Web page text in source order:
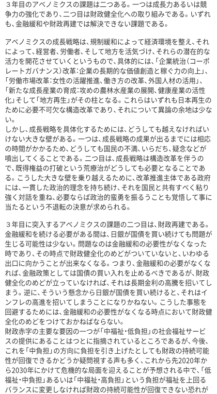
３年目のアベノミクスの課題は二つある。一つは成長力あるいは競
争力の強化であり、二つ目は財政健全化への取り組みである。いずれ
も、金融緩和や財政再建では解決できない課題である。
アベノミクスの成長戦略は、規制緩和によって経済環境を整え、それ
によって、経営者、労働者、そして地方を活気づけ、それらの潜在的な
活力を開花させていくというもので、具体的には、「企業統治（コーポ
レートガバナンス）改革：企業の長期的な価値創造と稼ぐ力の向上」、
「労働市場改革：女性の活躍推進、働き方の改革、外国人材の活用」、
「新たな成長産業の育成：攻めの農林水産業の展開、健康産業の活性
化」そして「地方再生」がその柱となる。これらはいずれも日本再生の
ために必要不可欠な構造改革であり、それについて異論の余地は少な
い。
しかし、成長戦略を具体化するためには、どうしても越えなければい
けない大きな壁がある。一つは、成長戦略の成果が出るまでには相応
の時間がかかるため、どうしても国民の不満、いらだち、疑念などが
噴出してくることである。二つ目は、成長戦略は構造改革を伴うの
で、既得権益の打破という荒療治がどうしても必要となることであ
る。こうした大きな壁を乗り越えるために、改革推進主体である政府
には、一貫した政治的理念を持ち続け、それを国民と共有すべく粘り
強く対話を重ね、必要ならば政治的蛮勇を振るうことも覚悟して事に
当たるという不退転の決意が求められる。
３年目に突入するアベノミクスの課題の二つ目は、財政再建である。
金融緩和を続ける必要がある間は、日銀が国債を買い続けても問題が
生じる可能性は少ない。問題なのは金融緩和の必要性がなくなった
時であり、その時点で財政健全化のめどがついていないと、いわゆる
出口に向かうことが出来なくなる。つまり、金融緩和の必要がなくな
れば、金融政策としては国債の買い入れを止めるべきであるが、財政
健全化のめどが立っていなければ、それは長期金利の高騰を招いてし
まう。逆に、そういう懸念から日銀が国債を買い続けると、それはイ
ンフレの高進を招いてしまうことになりかねない。こうした事態を
回避するためには、金融緩和の必要性がなくなる時点において財政健
全化のめどをつけておかねばならない。
財政赤字の主要な要因の一つが「中福祉・低負担」の社会福祉サービ
スの提供にあることはつとに指摘されているところであるが、今後、
これを「中負担」の方向に負担を引き上げたとしても財政の持続可能
性が回復できるかどうか疑問視する声も多く、これから先2020年か
ら2030年にかけて危機的な局面を迎えることが予想される中で、「低
福祉・中負担」あるいは「中福祉・高負担」という負担が福祉を上回る
バランスに変更しなければ財政の持続可能性が回復できない恐れが